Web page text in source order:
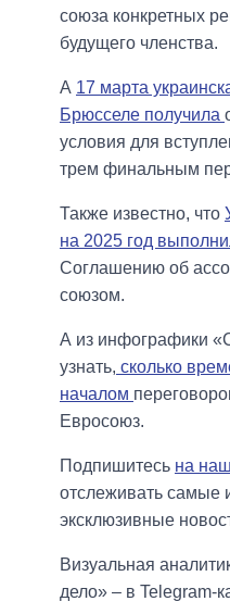
союза конкретных
будущего членства.
А 17 марта
Брюсселе получила
условия для
трем финальным
Также известно, что
на 2025 год
Соглашению об
союзом.
А из инфографики
узнать, сколько
началом
Евросоюз.
Подпишитесь на
отслеживать самые
эксклюзивные
Визуальная
дело» – в Telegram-